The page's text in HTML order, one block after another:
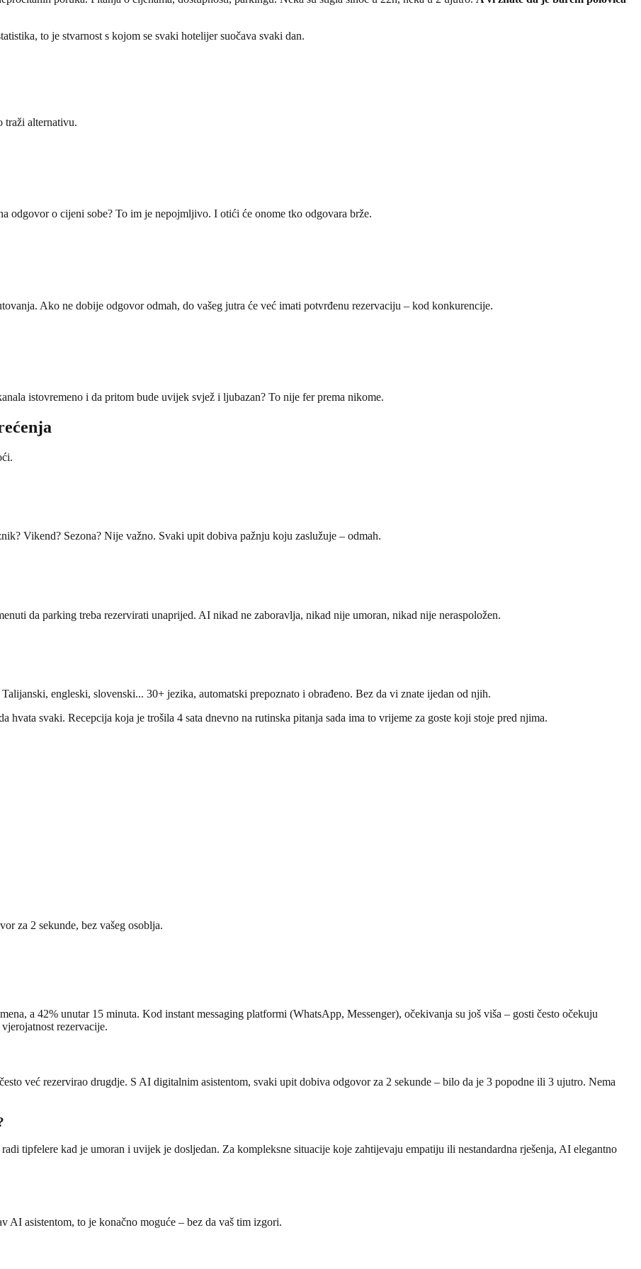
to je stvarnost s kojom se svaki hotelijer suočava svaki dan.
traži alternativu.
odgovor o cijeni sobe? To im je nepojmljivo. I otići će onome tko odgovara brže.
Ako ne dobije odgovor odmah, do vašeg jutra će već imati potvrđenu rezervaciju – kod konkurencije.
istovremeno i da pritom bude uvijek svjež i ljubazan? To nije fer prema nikome.
Vikend? Sezona? Nije važno. Svaki upit dobiva pažnju koju zaslužuje – odmah.
da parking treba rezervirati unaprijed. AI nikad ne zaboravlja, nikad nije umoran, nikad nije neraspoložen.
engleski, slovenski... 30+ jezika, automatski prepoznato i obrađeno. Bez da vi znate ijedan od njih.
hvata svaki. Recepcija koja je trošila 4 sata dnevno na rutinska pitanja sada ima to vrijeme za goste koji stoje pred njima.
za 2 sekunde, bez vašeg osoblja.
a 42% unutar 15 minuta. Kod instant messaging platformi (WhatsApp, Messenger), očekivanja su još viša – gosti često očekuju
rezervacije.
već rezervirao drugdje. S AI digitalnim asistentom, svaki upit dobiva odgovor za 2 sekunde – bilo da je 3 popodne ili 3 ujutro. Nema
tipfelere kad je umoran i uvijek je dosljedan. Za kompleksne situacije koje zahtijevaju empatiju ili nestandardna rješenja, AI elegantno
AI asistentom, to je konačno moguće – bez da vaš tim izgori.